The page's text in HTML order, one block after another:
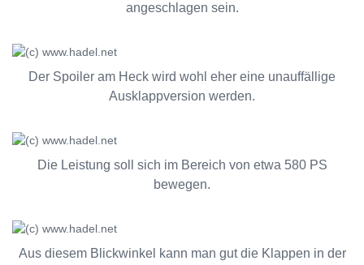
angeschlagen sein.
Der Spoiler am Heck wird wohl eher eine unauffällige
Ausklappversion werden.
Die Leistung soll sich im Bereich von etwa 580 PS
bewegen.
Aus diesem Blickwinkel kann man gut die Klappen in der